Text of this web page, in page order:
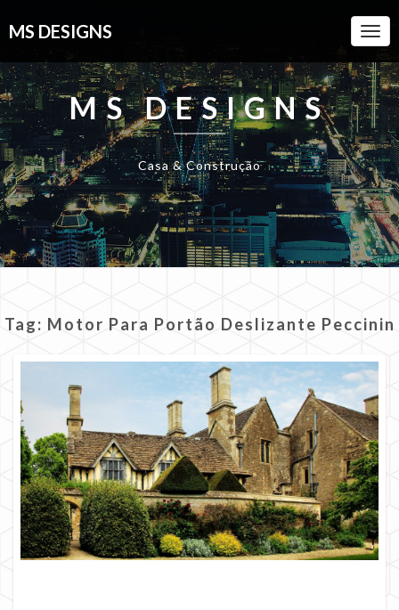
MS DESIGNS
MS DESIGNS
Casa & Construção
Tag: Motor Para Portão Deslizante Peccinin